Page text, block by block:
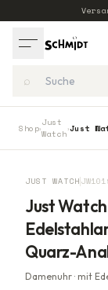
⌕
Shop›Just
Watch›
JUST WATCH
Just
Quarz-
Damenuhr · mit